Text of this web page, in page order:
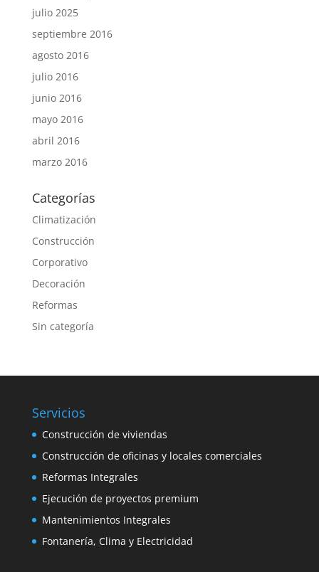
julio 2025
septiembre 2016
agosto 2016
julio 2016
junio 2016
mayo 2016
abril 2016
marzo 2016
Categorías
Climatización
Construcción
Corporativo
Decoración
Reformas
Sin categoría
Servicios
Construcción de viviendas
Construcción de oficinas y locales comerciales
Reformas Integrales
Ejecución de proyectos premium
Mantenimientos Integrales
Fontanería, Clima y Electricidad